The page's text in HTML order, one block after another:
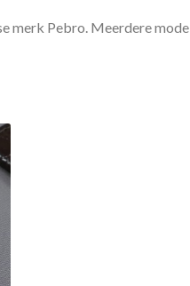
merk Pebro. Meerdere